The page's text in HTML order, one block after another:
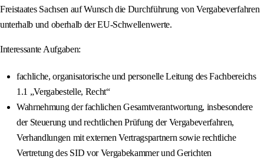
Freistaates Sachsen auf Wunsch die Durchführung von Vergabeverfahren
unterhalb und oberhalb der EU-Schwellenwerte.
Interessante Aufgaben:
fachliche, organisatorische und personelle Leitung des Fachbereichs
1.1 „Vergabestelle, Recht“
Wahrnehmung der fachlichen Gesamtverantwortung, insbesondere
der Steuerung und rechtlichen Prüfung der Vergabeverfahren,
Verhandlungen mit externen Vertragspartnern sowie rechtliche
Vertretung des SID vor Vergabekammer und Gerichten